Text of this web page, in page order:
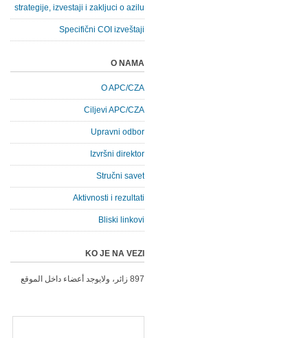
strategije, izvestaji i zakljuci o azilu
Specifični COI izveštaji
O NAMA
O APC/CZA
Ciljevi APC/CZA
Upravni odbor
Izvršni direktor
Stručni savet
Aktivnosti i rezultati
Bliski linkovi
KO JE NA VEZI
897 زائر، ولايوجد أعضاء داخل الموقع